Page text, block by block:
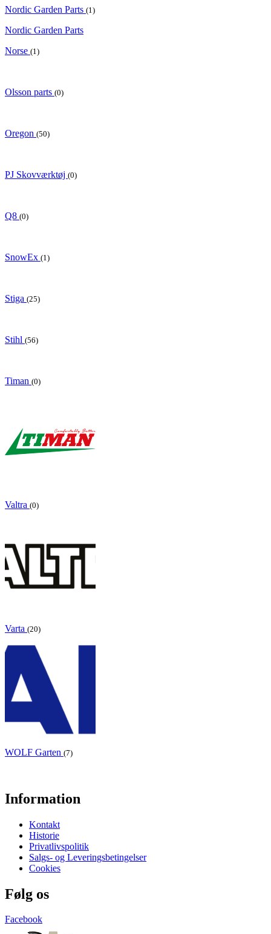
Nordic Garden Parts (1)
Nordic Garden Parts
Norse (1)
Olsson parts (0)
Oregon (50)
PJ Skovværktøj (0)
Q8 (0)
SnowEx (1)
Stiga (25)
Stihl (56)
Timan (0)
Valtra (0)
Varta (20)
WOLF Garten (7)
Information
Kontakt
Historie
Privatlivspolitik
Salgs- og Leveringsbetingelser
Cookies
Følg os
Facebook